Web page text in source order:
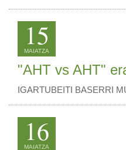
15
MAIATZA
"AHT vs AHT"
IGARTUBEITI BASERRI
16
MAIATZA